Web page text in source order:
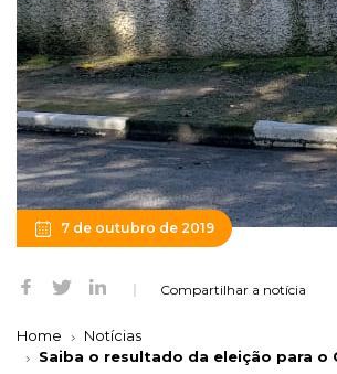
7 de outubro de 2019
Compartilhar a notícia
Home
Notícias
Saiba o resultado da eleição para o